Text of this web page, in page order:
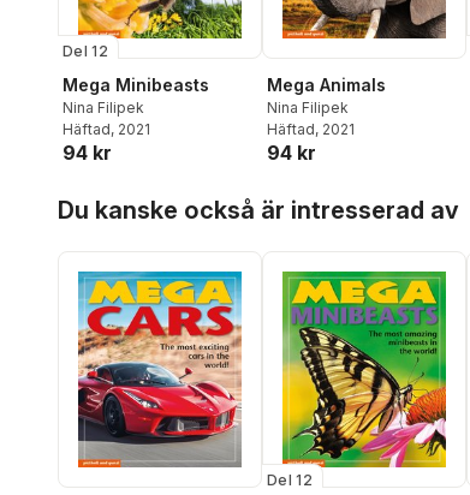
Del 12
Mega Minibeasts
Nina Filipek
Häftad, 2021
94 kr
Mega Animals
Nina Filipek
Häftad, 2021
94 kr
Du kanske också är intresserad av
Del 12